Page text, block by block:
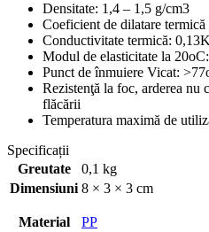
Densitate: 1,4 – 1,5 g/cm3
Coeficient de dilatare
Conductivitate termică:
Modul de elasticitate la
Punct de înmuiere Vicat:
Rezistenţă la foc, arderea nu
flăcării
Temperatura maximă de
Specificații
Greutate
0,1 kg
Dimensiuni 8 × 3 × 3 cm
Material PP